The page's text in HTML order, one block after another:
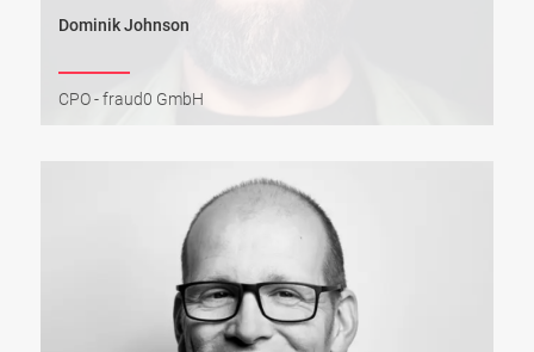
Dominik Johnson
CPO - fraud0 GmbH